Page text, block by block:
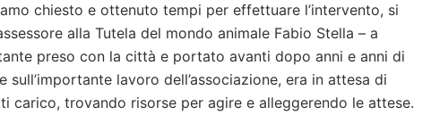
chiesto e ottenuto tempi per effettuare l’intervento, si
alla Tutela del mondo animale Fabio Stella – a
preso con la città e portato avanti dopo anni e anni di
lavoro dell’associazione, era in attesa di
carico, trovando risorse per agire e alleggerendo le attese.